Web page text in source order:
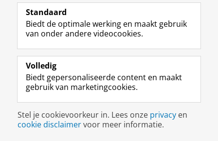
Jansen, drs. M.R.
Melanoom
Standaard
Biedt de optimale werking en maakt gebruik
van onder andere videocookies.
Volledig
Biedt gepersonaliseerde content en maakt
gebruik van marketingcookies.
Stel je cookievoorkeur in. Lees onze privacy en
cookie disclaimervoor meer informatie.